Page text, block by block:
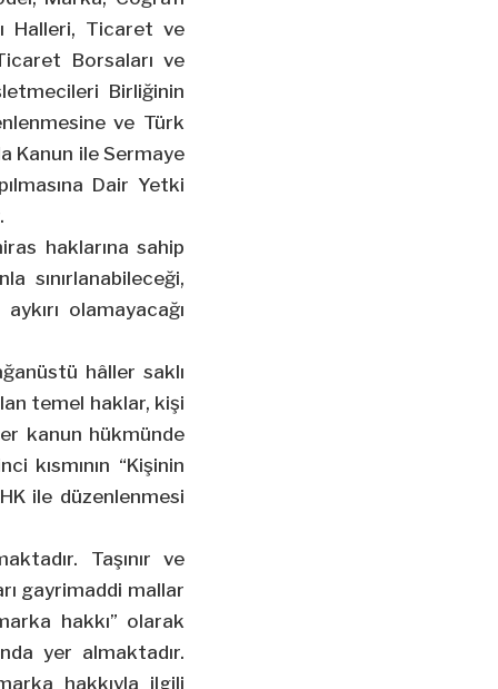
Halleri, Ticaret ve
Borsaları ve
Birliğinin
ve Türk
Kanun ile Sermaye
Dair Yetki
haklarına sahip
sınırlanabileceği,
olamayacağı
hâller saklı
temel haklar, kişi
kanun hükmünde
kısmının “Kişinin
ile düzenlenmesi
Taşınır ve
gayrimaddi mallar
hakkı” olarak
yer almaktadır.
hakkıyla ilgili